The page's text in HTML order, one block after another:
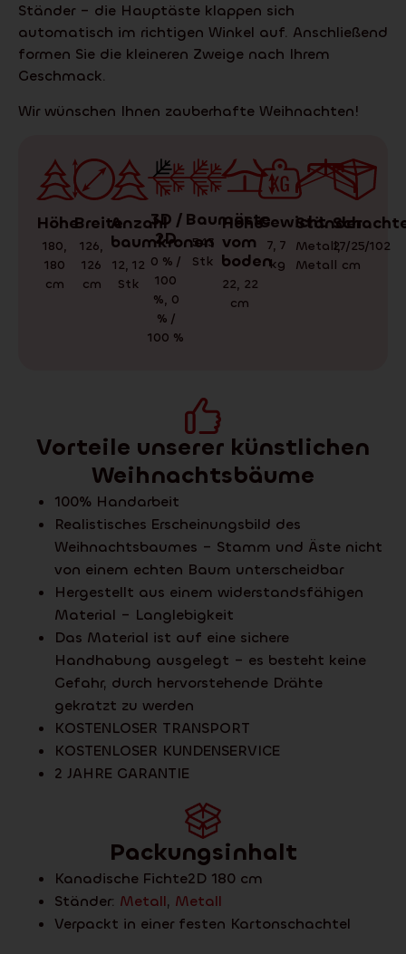
Ständer – die Hauptäste klappen sich
automatisch im richtigen Winkel auf. Anschließend
formen Sie die kleineren Zweige nach Ihrem
Geschmack.
Wir wünschen Ihnen zauberhafte Weihnachten!
Höhe
180,
180
cm
Breite
126,
126
cm
Anzahl
baumkronen
12,12
Stk
3D /
2D
0 % /
100
%, 0
% /
100 %
Baumäste
543
Stk
Höhe
vom
boden
22, 22
cm
Gewicht
7,7
kg
Ständer
Metall,
Metall
27/25/102
cm
Vorteile unserer künstlichen
Weihnachtsbäume
100% Handarbeit
Realistisches Erscheinungsbild des
Weihnachtsbaumes – Stamm und Äste nicht
von einem echten Baum unterscheidbar
Hergestellt aus einem widerstandsfähigen
Material – Langlebigkeit
Das Material ist auf eine sichere
Handhabung ausgelegt – es besteht keine
Gefahr, durch hervorstehende Drähte
gekratzt zu werden
KOSTENLOSER TRANSPORT
KOSTENLOSER KUNDENSERVICE
2 JAHRE GARANTIE
Packungsinhalt
Kanadische Fichte2D 180 cm
Ständer: Metall, Metall
Verpackt in einer festen Kartonschachtel